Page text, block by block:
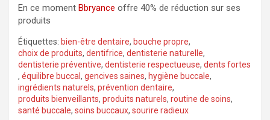
En ce moment Bbryance offre 40% de réduction sur ses
produits
Étiquettes: bien-être dentaire, bouche propre,
choix de produits, dentifrice, dentisterie naturelle,
dentisterie préventive, dentisterie respectueuse, dents fortes
, équilibre buccal, gencives saines, hygiène buccale,
ingrédients naturels, prévention dentaire,
produits bienveillants, produits naturels, routine de soins,
santé buccale, soins buccaux, sourire radieux